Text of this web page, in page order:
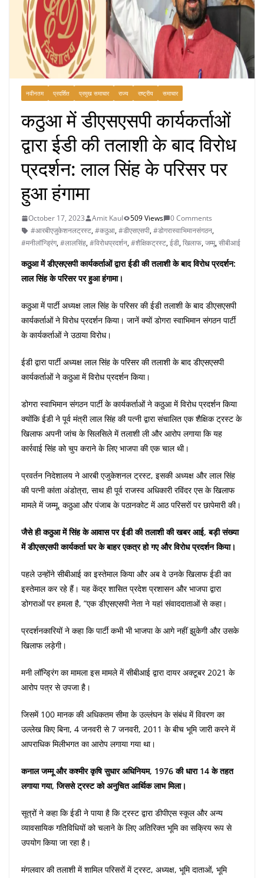
नवीनतम प्रदर्शित प्रमुख समाचार राज्य राष्ट्रीय समाचार
कठुआ में डीएसएसपी कार्यकर्ताओं
द्वारा ईडी की तलाशी के बाद विरोध
प्रदर्शन: लाल सिंह के परिसर पर
हुआ हंगामा
October 17, 2023 Amit Kaul 509 Views
0 Comments
#आरबीएजुकेशनलट्रस्ट,#कठुआ,#डीएसएसपी,#डोगरास्वाभिमानसंगठन,
#मनीलॉन्ड्रिंग,#लालसिंह,#विरोधप्रदर्शन,#शैक्षिकट्रस्ट,ईडी,खिलाफ,जम्मू,सीबीआई
कठुआ में डीएसएसपी कार्यकर्ताओं द्वारा ईडी की तलाशी के बाद विरोध प्रदर्शन:
लाल सिंह के परिसर पर हुआ हंगामा।
कठुआ में पार्टी अध्यक्ष लाल सिंह के परिसर की ईडी तलाशी के बाद डीएसएसपी
कार्यकर्ताओं ने विरोध प्रदर्शन किया। जानें क्यों डोगरा स्वाभिमान संगठन पार्टी
के कार्यकर्ताओं ने उठाया विरोध।
ईडी द्वारा पार्टी अध्यक्ष लाल सिंह के परिसर की तलाशी के बाद डीएसएसपी
कार्यकर्ताओं ने कठुआ में विरोध प्रदर्शन किया।
डोगरा स्वाभिमान संगठन पार्टी के कार्यकर्ताओं ने कठुआ में विरोध प्रदर्शन किया
क्योंकि ईडी ने पूर्व मंत्री लाल सिंह की पत्नी द्वारा संचालित एक शैक्षिक ट्रस्ट के
खिलाफ अपनी जांच के सिलसिले में तलाशी ली और आरोप लगाया कि यह
कार्रवाई सिंह को चुप कराने के लिए भाजपा की एक चाल थी।
प्रवर्तन निदेशालय ने आरबी एजुकेशनल ट्रस्ट, इसकी अध्यक्ष और लाल सिंह
की पत्नी कांता अंडोत्रा, साथ ही पूर्व राजस्व अधिकारी रविंदर एस के खिलाफ
मामले में जम्मू, कठुआ और पंजाब के पठानकोट में आठ परिसरों पर छापेमारी की।
जैसे ही कठुआ में सिंह के आवास पर ईडी की तलाशी की खबर आई, बड़ी संख्या
में डीएसएसपी कार्यकर्ता घर के बाहर एकत्र हो गए और विरोध प्रदर्शन किया।
पहले उन्होंने सीबीआई का इस्तेमाल किया और अब वे उनके खिलाफ ईडी का
इस्तेमाल कर रहे हैं। यह केंद्र शासित प्रदेश प्रशासन और भाजपा द्वारा
डोगराओं पर हमला है, ”एक डीएसएसपी नेता ने यहां संवाददाताओं से कहा।
प्रदर्शनकारियों ने कहा कि पार्टी कभी भी भाजपा के आगे नहीं झुकेगी और उसके
खिलाफ लड़ेगी।
मनी लॉन्ड्रिंग का मामला इस मामले में सीबीआई द्वारा दायर अक्टूबर 2021 के
आरोप पत्र से उपजा है।
जिसमें 100 मानक की अधिकतम सीमा के उल्लंघन के संबंध में विवरण का
उल्लेख किए बिना, 4 जनवरी से 7 जनवरी, 2011 के बीच भूमि जारी करने में
आपराधिक मिलीभगत का आरोप लगाया गया था।
कनाल जम्मू और कश्मीर कृषि सुधार अधिनियम, 1976 की धारा 14 के तहत
लगाया गया, जिससे ट्रस्ट को अनुचित आर्थिक लाभ मिला।
सूत्रों ने कहा कि ईडी ने पाया है कि ट्रस्ट द्वारा डीपीएस स्कूल और अन्य
व्यावसायिक गतिविधियों को चलाने के लिए अतिरिक्त भूमि का सक्रिय रूप से
उपयोग किया जा रहा है।
मंगलवार की तलाशी में शामिल परिसरों में ट्रस्ट, अध्यक्ष, भूमि दाताओं, भूमि